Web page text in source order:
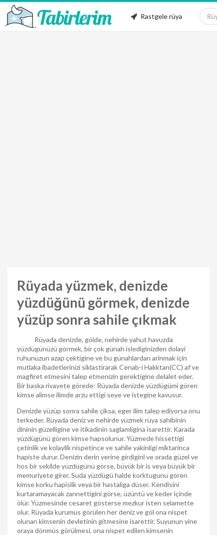
Rastgele rüya
Rüyada yüzmek, denizde
yüzdüğünü görmek, denizde
yüzüp sonra sahile çıkmak
Rüyada denizde, gölde, nehirde yahut havuzda
yüzdügünüzü görmek, bir çok günah islediginizden dolayi
ruhunuzun azap çektigine ve bu günahlardan arinmak için
mutlaka ibadetlerinizi siklastirarak Cenab-i Hakktan(CC) af ve
magfiret etmesini talep etmenizin gerektigine delalet eder.
Bir baska rivayete görede: Rüyada denizde yüzdügümi gören
kimse alimse ilimde arzu ettigi seye ve istegine kavusur.
Denizde yüzüp sonra sahile çiksa, eger ilim talep ediyorsa onu
terkeder. Rüyada deniz ve nehirde yüzmek rüya sahibinin
dininin güzelligine ve itikadinin saglamligina isarettir. Karada
yüzdügünü gören kimse hapsolunur. Yüzmede hissettigi
çetinlik ve kolaylik nispetince ve sahile yakinligi miktarinca
hapiste durur. Denizin derin yerine girdiginl ve orada güzel ve
hos bir sekilde yüzdügünü görse, büyük bir is veya büyük bir
memuriyete girer. Suda yüzdügü halde korktugunu gören
kimse korku hapislik veya bir hastaliga düser. Kendisini
kurtaramayacak zannettigini görse, üzüntü ve keder içinde
ölür. Yüzmesinde cesaret gösterse mezkur isten selamette
olur. Rüyada kurumus görülen her deniz ve göl ona nispet
olunan kimsenin devletinin gitmesine isarettir. Suyunun yine
oraya dönmüs görülmesi, ona nispet edilen kimsenin